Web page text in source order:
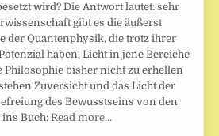
wird? Die Antwort lautet: sehr
gibt es die äußerst
der Quantenphysik, die trotz ihrer
haben, Licht in jene Bereiche
Philosophie bisher nicht zu erhellen
Zuversicht und das Licht der
des Bewusstseins von den
ins Buch:Read more…